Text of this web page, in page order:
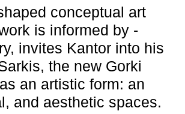
conceptual art
is informed by
invites Kantor into his
the new Gorki
an artistic form: an
and aesthetic spaces.